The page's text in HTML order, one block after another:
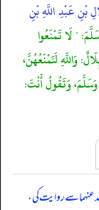
بْنِ عَبْدِ اللَّهِ بْنِ
" لَا تَمْنَعُوا
وَاللَّهِ لَنَمْنَعُهُنَّ،
وَسَلَّمَ، وَتَقُولُ أَنْتَ:
عنہما سے روایت کی،